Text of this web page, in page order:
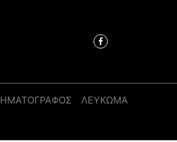
ΛΕΥΚΩΜΑ